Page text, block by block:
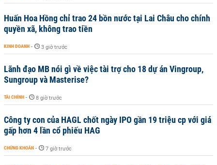
Huấn Hoa Hồng chỉ trao 24 bồn nước tại Lai Châu cho chính
quyền xã, không trao tiền
KINH DOANH - 3 giờ trước
Lãnh đạo MB nói gì về việc tài trợ cho 18 dự án Vingroup,
Sungroup và Masterise?
TÀI CHÍNH - 8 giờ trước
Công ty con của HAGL chốt ngày IPO gần 19 triệu cp với giá
gấp hơn 4 lần cổ phiếu HAG
CHỨNG KHOÁN - 7 giờ trước